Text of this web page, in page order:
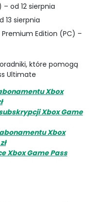
– od 12 sierpnia
13 sierpnia
Edition (PC) –
które pomogą
Ultimate
Xbox
Xbox Game
Xbox
Xbox Game Pass